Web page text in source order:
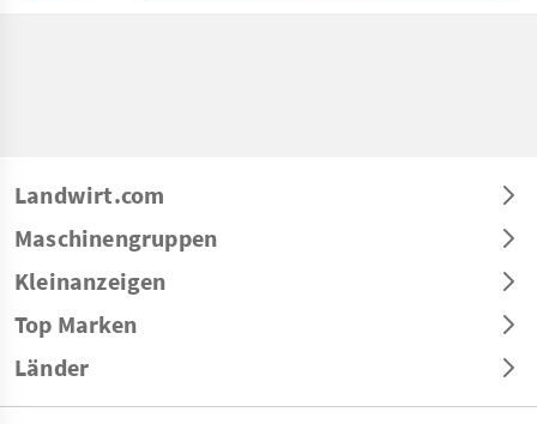
Landwirt.com
Maschinengruppen
Kleinanzeigen
Top Marken
Länder